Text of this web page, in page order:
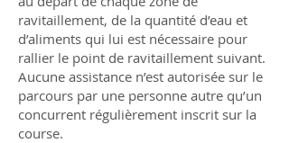
ravitaillement, de la quantité d’eau et
d’aliments qui lui est nécessaire pour
rallier le point de ravitaillement suivant.
Aucune assistance n’est autorisée sur le
parcours par une personne autre qu’un
concurrent régulièrement inscrit sur la
course.